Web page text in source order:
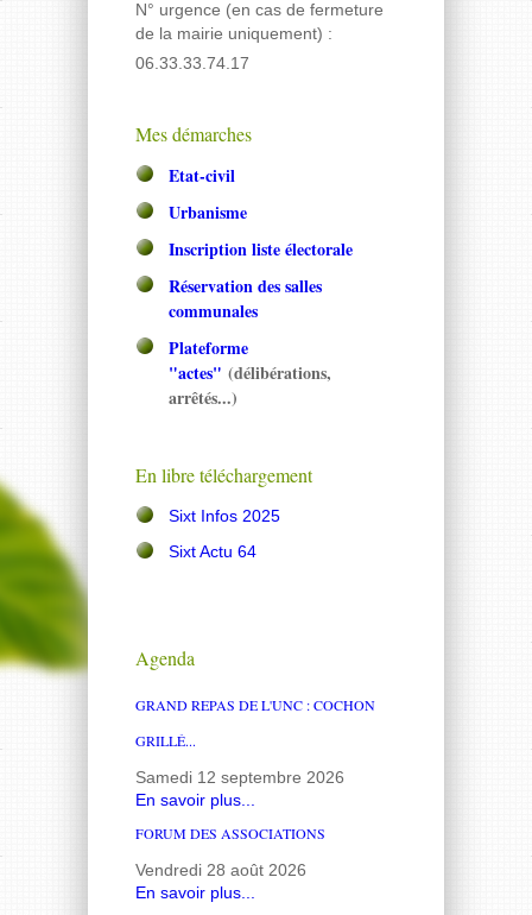
N° urgence (en cas de fermeture
de la mairie uniquement) :
06.33.33.74.17
Mes démarches
Etat-civil
Urbanisme
Inscription liste électorale
Réservation des salles
communales
Plateforme
"actes" (délibérations,
arrêtés...)
En libre téléchargement
Sixt Infos 2025
Sixt Actu 64
Agenda
GRAND REPAS DE L'UNC : COCHON
GRILLÉ...
Samedi 12 septembre 2026
En savoir plus...
FORUM DES ASSOCIATIONS
Vendredi 28 août 2026
En savoir plus...